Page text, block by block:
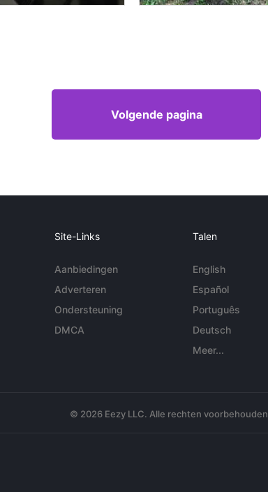
Volgende pagina
Site-Links
Aanbiedingen
Adverteren
Ondersteuning
DMCA
Talen
English
Español
Português
Deutsch
Meer...
© 2026 Eezy LLC. Alle rechten voorbehouden